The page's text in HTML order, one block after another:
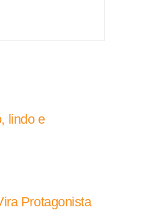
lindo e
Protagonista